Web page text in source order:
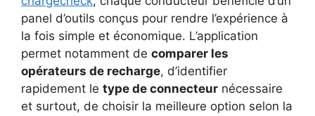
panel d’outils conçus pour rendre l’expérience à
la fois simple et économique. L’application
permet notamment de comparer les
opérateurs de recharge, d’identifier
rapidement le type de connecteur nécessaire
et surtout, de choisir la meilleure option selon la